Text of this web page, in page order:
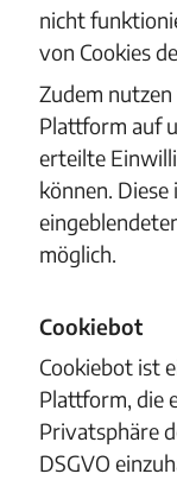
nicht
von Cookies
Zudem
Plattform auf
erteilte
können.
möglich.
Cookiebot
Cookiebot ist
Plattform, die
Privatsphäre
DSGVO